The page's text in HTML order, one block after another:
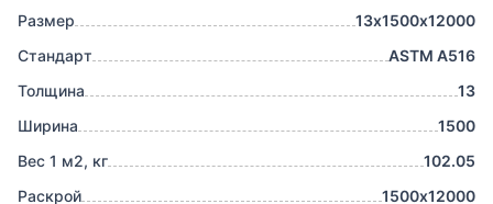
Размер
13х1500х12000
Стандарт
ASTM A516
Толщина
13
Ширина
1500
Вес 1 м2, кг
102.05
Раскрой
1500х12000